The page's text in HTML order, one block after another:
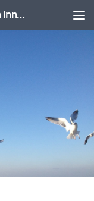
Ho'oponopono – Frieden kommt von innen